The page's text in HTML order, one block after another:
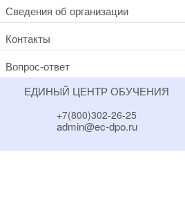
Сведения об организации
Контакты
Вопрос-ответ
ЕДИНЫЙ ЦЕНТР ОБУЧЕНИЯ
+7(800)302-26-25
admin@ec-dpo.ru